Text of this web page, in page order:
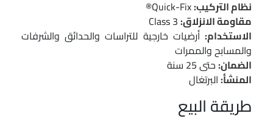
نظام التركيب:
مقاومة الانزلاق:
الاستخدام: أرضيات خارجية للتراسات والحدائق والشرفات
والمسابح والممرات
الضمان:حتى 25 سنة
المنشأ:البرتغال
طريقة البيع